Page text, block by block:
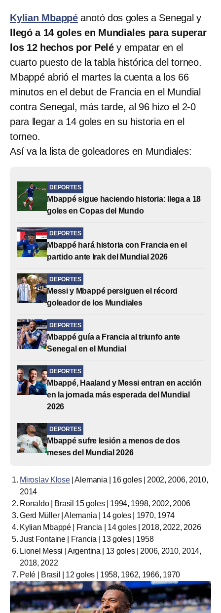
Kylian Mbappé anotó dos goles a Senegal y
llegó a 14 goles en Mundiales para superar
los 12 hechos por Pelé y empatar en el
cuarto puesto de la tabla histórica del torneo.
Mbappé abrió el martes la cuenta a los 66
minutos en el debut de Francia en el Mundial
contra Senegal, más tarde, al 96 hizo el 2-0
para llegar a 14 goles en su historia en el
torneo.
Así va la lista de goleadores en Mundiales:
DEPORTES
Mbappé sigue haciendo historia: llega a 18
goles en Copas del Mundo
DEPORTES
Mbappé hará historia con Francia en el
partido ante Irak del Mundial 2026
DEPORTES
Messi y Mbappé persiguen el récord
goleador de los Mundiales
DEPORTES
Mbappé guía a Francia al triunfo ante
Senegal en el Mundial
DEPORTES
Mbappé, Haaland y Messi entran en acción
en la jornada más esperada del Mundial
2026
DEPORTES
Mbappé sufre lesión a menos de dos
meses del Mundial 2026
Miroslav Klose| Alemania | 16 goles | 2002, 2006, 2010,
2014
Ronaldo | Brasil 15 goles | 1994, 1998, 2002, 2006
Gerd Müller | Alemania | 14 goles | 1970, 1974
Kylian Mbappé | Francia | 14 goles | 2018, 2022, 2026
Just Fontaine | Francia | 13 goles | 1958
Lionel Messi | Argentina | 13 goles | 2006, 2010, 2014,
2018, 2022
Pelé | Brasil | 12 goles | 1958, 1962, 1966, 1970